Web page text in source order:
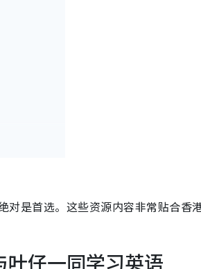
对是首选。这些资源内容非常贴合香
仔一同学习英语